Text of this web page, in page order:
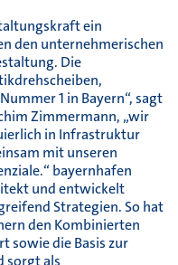
ein
den unternehmerischen
Die
1 in Bayern“, sagt
Zimmermann, „wir
in Infrastruktur
mit unseren
bayernhafen
und entwickelt
Strategien. So hat
den Kombinierten
sowie die Basis zur
sorgt als